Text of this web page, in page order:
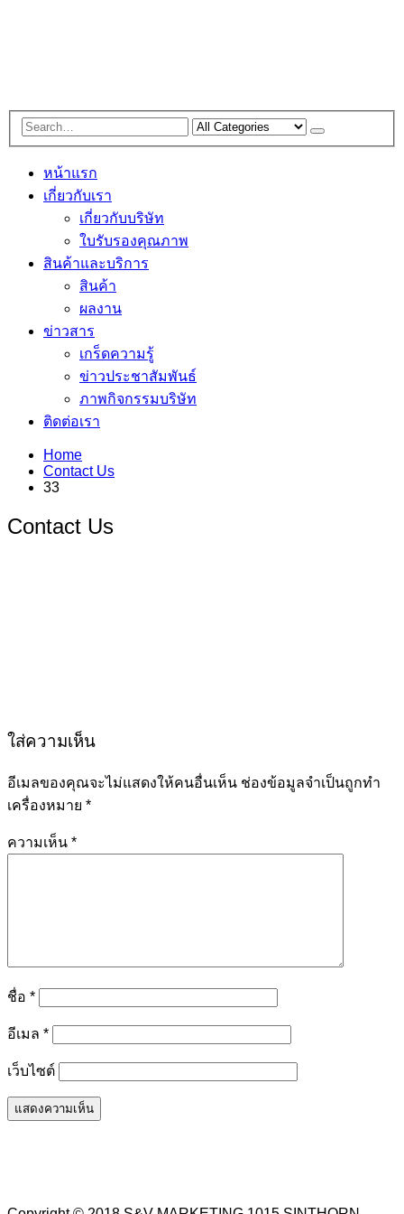
หน้าแรก
เกี่ยวกับเรา
เกี่ยวกับบริษัท
ใบรับรองคุณภาพ
สินค้าและบริการ
สินค้า
ผลงาน
ข่าวสาร
เกร็ดความรู้
ข่าวประชาสัมพันธ์
ภาพกิจกรรมบริษัท
ติดต่อเรา
Home
Contact Us
33
Contact Us
ใส่ความเห็น
อีเมลของคุณจะไม่แสดงให้คนอื่นเห็น ช่องข้อมูลจำเป็นถูกทำ
เครื่องหมาย *
ความเห็น *
ชื่อ *
อีเมล *
เว็บไซต์